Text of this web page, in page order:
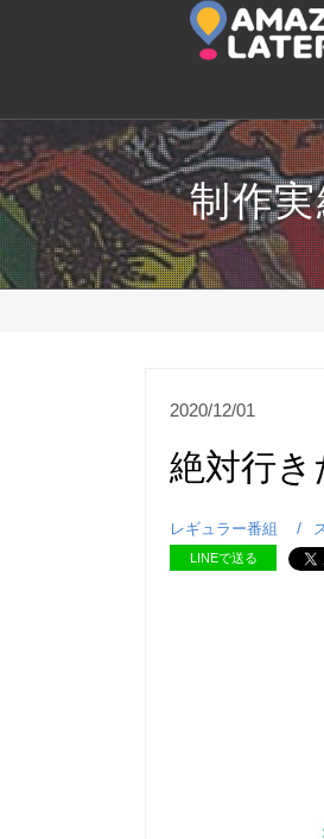
制作
2020/12/01
絶対行き
レギュラー番組
LINEで送る